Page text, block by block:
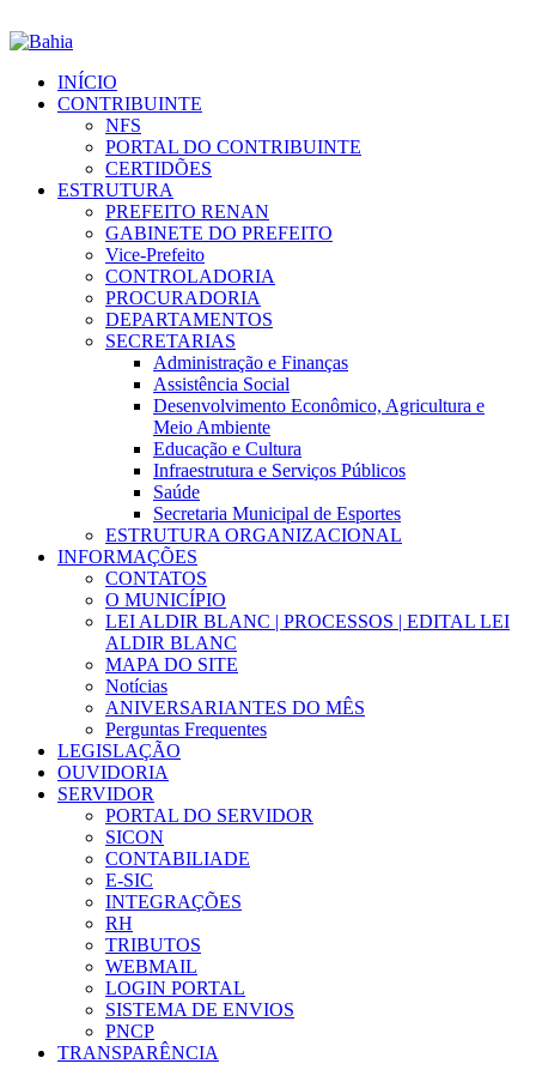
INÍCIO
CONTRIBUINTE
NFS
PORTAL DO CONTRIBUINTE
CERTIDÕES
ESTRUTURA
PREFEITO RENAN
GABINETE DO PREFEITO
Vice-Prefeito
CONTROLADORIA
PROCURADORIA
DEPARTAMENTOS
SECRETARIAS
Administração e Finanças
Assistência Social
Desenvolvimento Econômico, Agricultura e
Meio Ambiente
Educação e Cultura
Infraestrutura e Serviços Públicos
Saúde
Secretaria Municipal de Esportes
ESTRUTURA ORGANIZACIONAL
INFORMAÇÕES
CONTATOS
O MUNICÍPIO
LEI ALDIR BLANC | PROCESSOS | EDITAL LEI
ALDIR BLANC
MAPA DO SITE
Notícias
ANIVERSARIANTES DO MÊS
Perguntas Frequentes
LEGISLAÇÃO
OUVIDORIA
SERVIDOR
PORTAL DO SERVIDOR
SICON
CONTABILIADE
E-SIC
INTEGRAÇÕES
RH
TRIBUTOS
WEBMAIL
LOGIN PORTAL
SISTEMA DE ENVIOS
PNCP
TRANSPARÊNCIA